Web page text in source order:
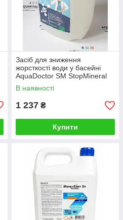
Засіб для зниження
жорсткості води у басейні
AquaDoctor SM StopMineral
(5 л)
В наявності
1 237 ₴
Купити